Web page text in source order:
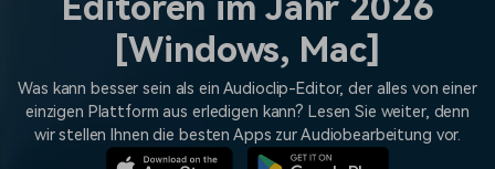
Lösungen
Shop
Funktionen
Audio
Text
Soziale Medien
Marketing & Business
Ressourcen
Hilfe-Center
[Windows, Mac]
Was kann besser sein als ein Audioclip-Editor, der alles von einer
einzigen Plattform aus erledigen kann? Lesen Sie weiter, denn
wir stellen Ihnen die besten Apps zur Audiobearbeitung vor.